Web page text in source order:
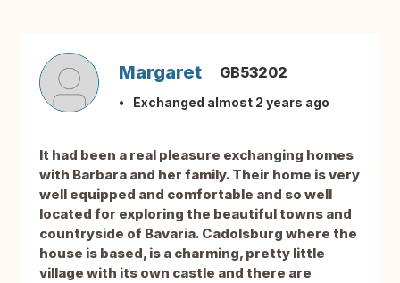
Margaret GB53202
Exchanged almost 2 years ago
It had been a real pleasure exchanging homes
with Barbara and her family. Their home is very
well equipped and comfortable and so well
located for exploring the beautiful towns and
countryside of Bavaria. Cadolsburg where the
house is based, is a charming, pretty little
village with its own castle and there are